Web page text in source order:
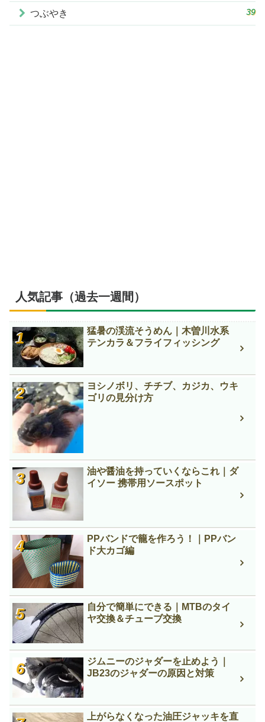
つぶやき 39
人気記事（過去一週間）
猛暑の渓流そうめん｜木曽川水系
テンカラ＆フライフィッシング
ヨシノボリ、チチブ、カジカ、ウキ
ゴリの見分け方
油や醤油を持っていくならこれ｜ダ
イソー 携帯用ソースポット
PPバンドで籠を作ろう！｜PPバン
ド大カゴ編
自分で簡単にできる｜MTBのタイ
ヤ交換＆チューブ交換
ジムニーのジャダーを止めよう｜
JB23のジャダーの原因と対策
上がらなくなった油圧ジャッキを直